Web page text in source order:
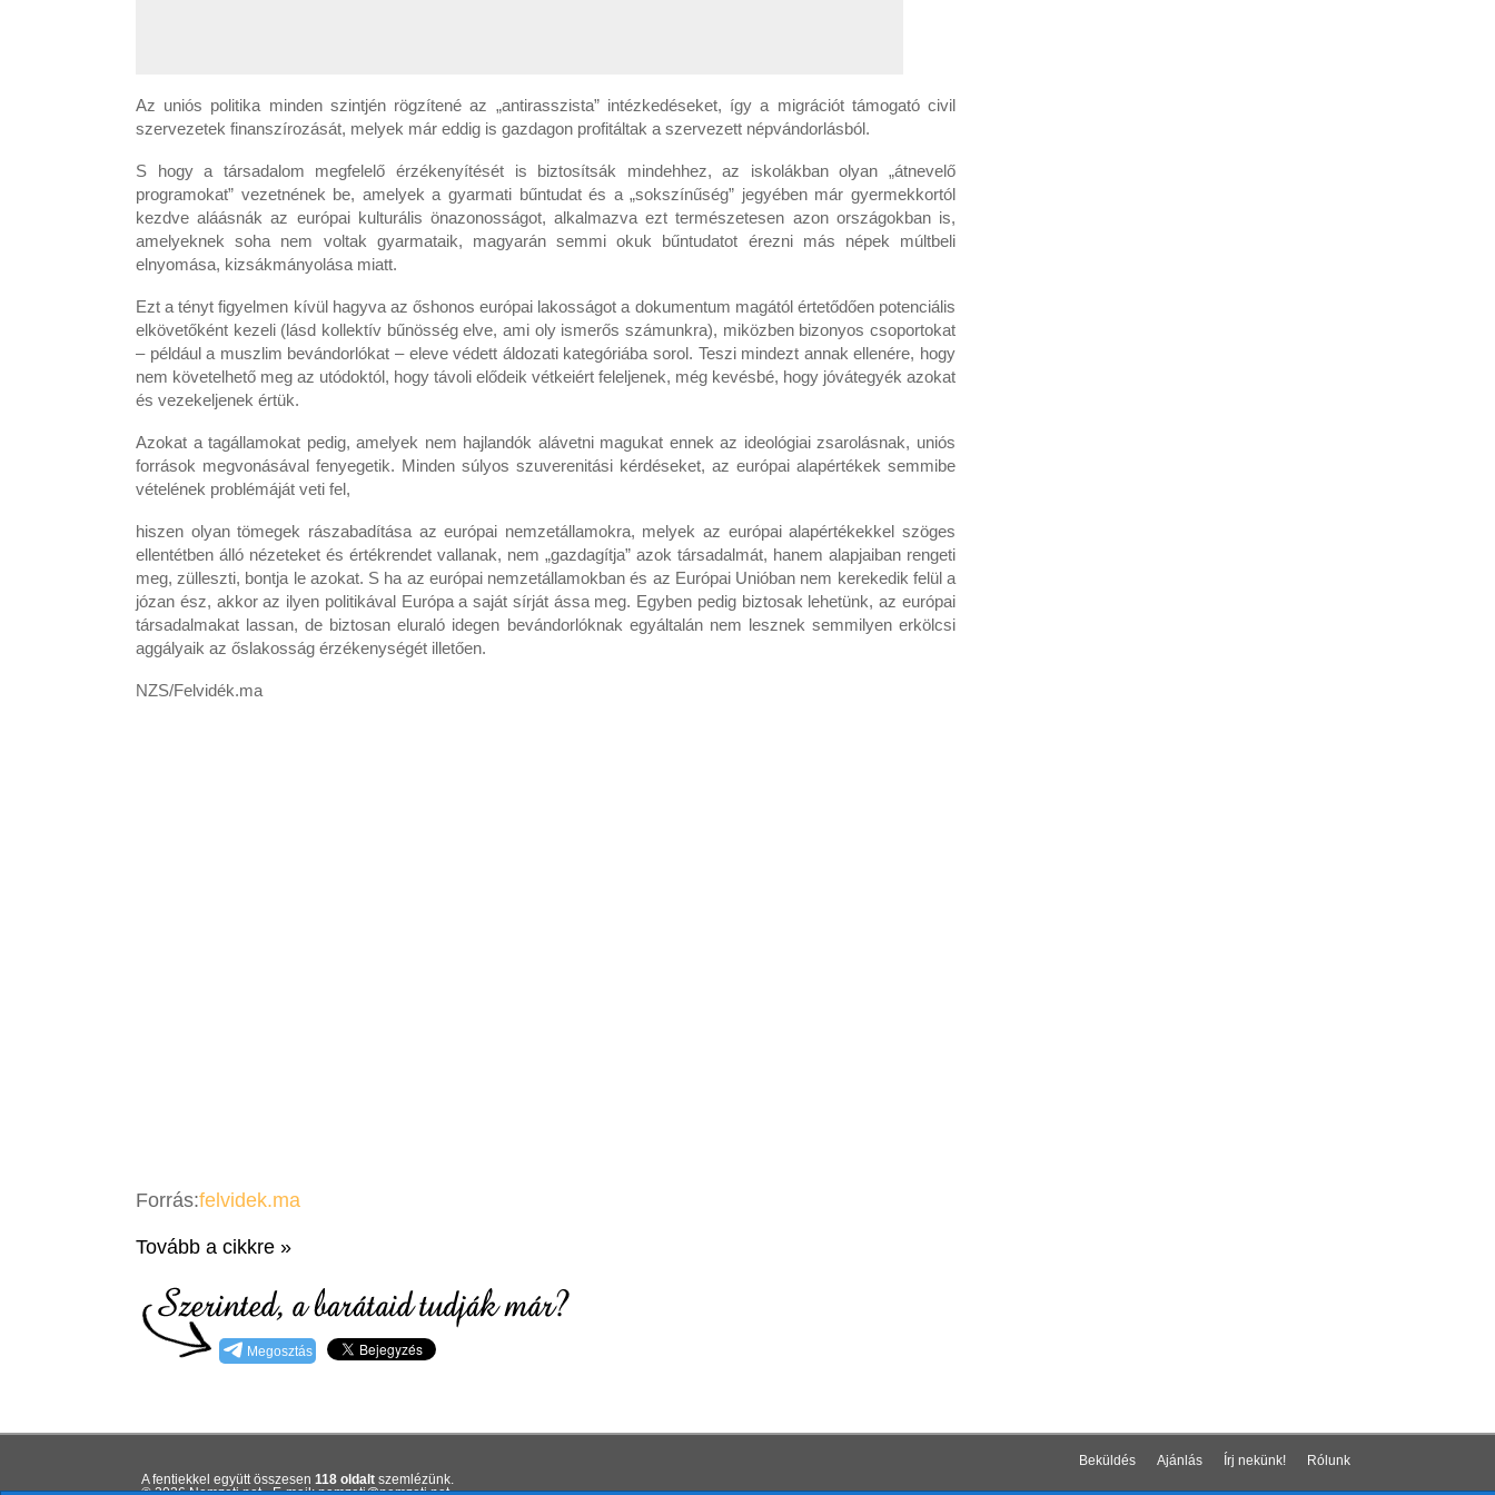
Az uniós politika minden szintjén rögzítené az „antirasszista” intézkedéseket, így a migrációt támogató civil
szervezetek finanszírozását, melyek már eddig is gazdagon profitáltak a szervezett népvándorlásból.
S hogy a társadalom megfelelő érzékenyítését is biztosítsák mindehhez, az iskolákban olyan „átnevelő
programokat” vezetnének be, amelyek a gyarmati bűntudat és a „sokszínűség” jegyében már gyermekkortól
kezdve aláásnák az európai kulturális önazonosságot, alkalmazva ezt természetesen azon országokban is,
amelyeknek soha nem voltak gyarmataik, magyarán semmi okuk bűntudatot érezni más népek múltbeli
elnyomása, kizsákmányolása miatt.
Ezt a tényt figyelmen kívül hagyva az őshonos európai lakosságot a dokumentum magától értetődően potenciális
elkövetőként kezeli (lásd kollektív bűnösség elve, ami oly ismerős számunkra), miközben bizonyos csoportokat
– például a muszlim bevándorlókat – eleve védett áldozati kategóriába sorol. Teszi mindezt annak ellenére, hogy
nem követelhető meg az utódoktól, hogy távoli elődeik vétkeiért feleljenek, még kevésbé, hogy jóvátegyék azokat
és vezekeljenek értük.
Azokat a tagállamokat pedig, amelyek nem hajlandók alávetni magukat ennek az ideológiai zsarolásnak, uniós
források megvonásával fenyegetik. Minden súlyos szuverenitási kérdéseket, az európai alapértékek semmibe
vételének problémáját veti fel,
hiszen olyan tömegek rászabadítása az európai nemzetállamokra, melyek az európai alapértékekkel szöges
ellentétben álló nézeteket és értékrendet vallanak, nem „gazdagítja” azok társadalmát, hanem alapjaiban rengeti
meg, zülleszti, bontja le azokat. S ha az európai nemzetállamokban és az Európai Unióban nem kerekedik felül a
józan ész, akkor az ilyen politikával Európa a saját sírját ássa meg. Egyben pedig biztosak lehetünk, az európai
társadalmakat lassan, de biztosan eluraló idegen bevándorlóknak egyáltalán nem lesznek semmilyen erkölcsi
aggályaik az őslakosság érzékenységét illetően.
NZS/Felvidék.ma
Forrás:felvidek.ma
Tovább a cikkre »
Megosztás
Beküldés Ajánlás Írj nekünk!
Rólunk
A fentiekkel együtt összesen 118 oldalt szemlézünk.